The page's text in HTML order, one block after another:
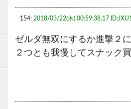
154: 2018/03/22(木) 00:59:38.17
ゼルダ無双にするか進撃２
２つとも我慢してスナック